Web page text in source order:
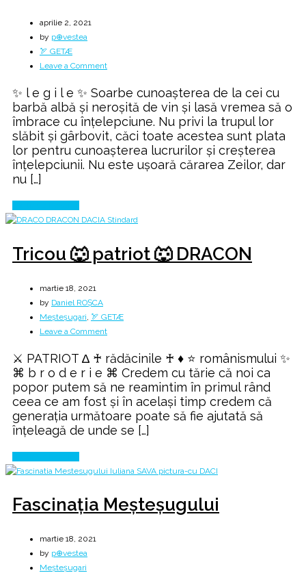
aprilie 2, 2021
by p⊕vestea
🏹 GETÆ
Leave a Commenton
ZEILOR
✨ l e g i l e ✨ Soarbe cunoaşterea de la cei cu
barbă albă şi neroşită de vin şi lasă vremea să o
îmbrace cu înţelepciune. Nu privi la trupul lor
slăbit şi gârbovit, căci toate acestea sunt plata
lor pentru cunoaşterea lucrurilor şi creşterea
înţelepciunii. Nu este uşoară cărarea Zeilor, dar
nu […]
Tricou 🐺 patriot 🐺 DRACON
martie 18, 2021
by Daniel ROȘCA
Meșteșugari 🏹 GETÆ
Leave a Commenton
🐺
patriot
🐺
DRACON
⚔️ PATRIOT ∆ ♰ rădăcinile ♰ ♦ ⭐ românismului ✨
⌘ b r o d e r i e ⌘ Credem cu tărie că noi ca
popor putem să ne reamintim în primul rând
ceea ce am fost și în același timp credem că
generația următoare poate să fie ajutată să
înțeleagă de unde se […]
Fascinația Meșteșugului
martie 18, 2021
by p⊕vestea
Meșteșugari